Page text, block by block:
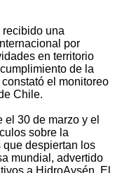
recibido una
por
en territorio
de la
el monitoreo
Chile.
el 30 de marzo y el
sobre la
despiertan los
mundial, advertido